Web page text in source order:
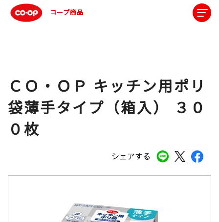
コープ商品
シェアする
ＣＯ・ＯＰ キッチン用ポリ
袋薄手タイプ（箱入） ３０
０枚